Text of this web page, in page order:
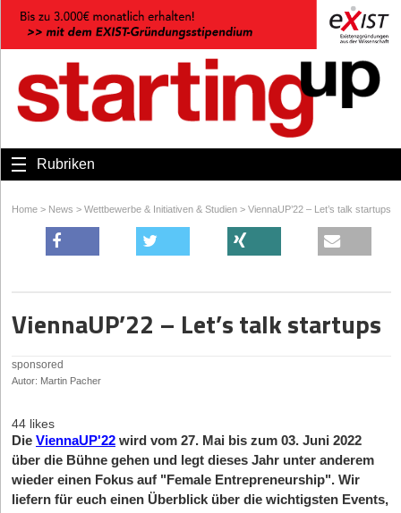
Rubriken
Home > News > Wettbewerbe & Initiativen & Studien > ViennaUP’22 – Let’s talk startups
ViennaUP’22 – Let’s talk startups
sponsored
Autor: Martin Pacher
44 likes
Die ViennaUP'22 wird vom 27. Mai bis zum 03. Juni 2022
über die Bühne gehen und legt dieses Jahr unter anderem
wieder einen Fokus auf "Female Entrepreneurship". Wir
liefern für euch einen Überblick über die wichtigsten Events,